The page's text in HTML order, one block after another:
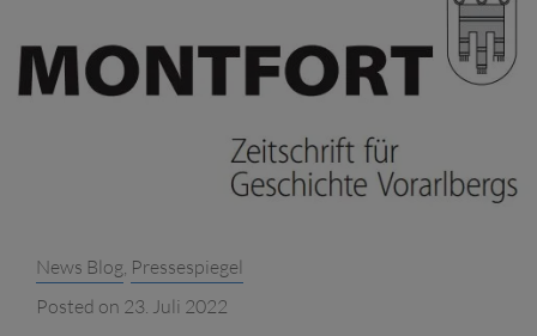
UND
DIE
DER
WEIBER“
Categories:
News Blog, Pressespiegel
Posted on 23. Juli 2022